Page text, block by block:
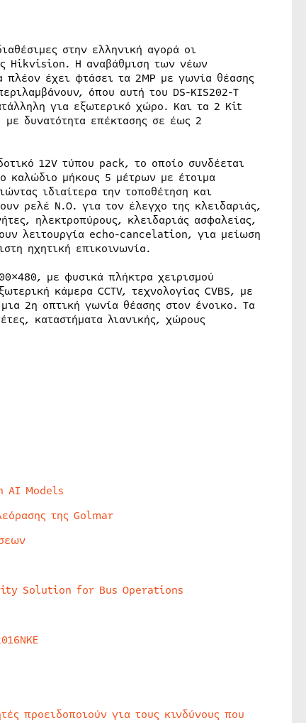
στην ελληνική αγορά οι
Hikvision. Η αναβάθμιση των νέων
πλέον έχει φτάσει τα 2MP με γωνία θέασης
όπου αυτή του DS-KIS202-T
για εξωτερικό χώρο. Και τα 2 Kit
δυνατότητα επέκτασης σε έως 2
12V τύπου pack, το οποίο συνδέεται
καλώδιο μήκους 5 μέτρων με έτοιμα
ιδιαίτερα την τοποθέτηση και
ρελέ N.O. για τον έλεγχο της κλειδαριάς,
ηλεκτροπύρους, κλειδαριάς ασφαλείας,
λειτουργία echo-cancelation, για μείωση
ηχητική επικοινωνία.
με φυσικά πλήκτρα χειρισμού
κάμερα CCTV, τεχνολογίας CVBS, με
2η οπτική γωνία θέασης στον ένοικο. Τα
καταστήματα λιανικής, χώρους
AI Models
της Golmar
Solution for Bus Operations
προειδοποιούν για τους κινδύνους που